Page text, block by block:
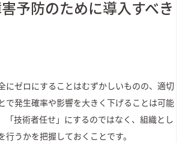
予防のために導入すべき
にゼロにすることはむずかしいものの、適切
で発生確率や影響を大きく下げることは可能
「技術者任せ」にするのではなく、組織とし
行うかを把握しておくことです。